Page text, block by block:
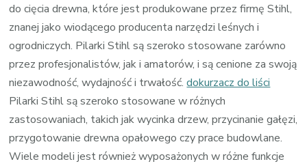
do cięcia drewna, które jest produkowane przez firmę Stihl,
znanej jako wiodącego producenta narzędzi leśnych i
ogrodniczych. Pilarki Stihl są szeroko stosowane zarówno
przez profesjonalistów, jak i amatorów, i są cenione za swoją
niezawodność, wydajność i trwałość.dokurzacz do liści
Pilarki Stihl są szeroko stosowane w różnych
zastosowaniach, takich jak wycinka drzew, przycinanie gałęzi,
przygotowanie drewna opałowego czy prace budowlane.
Wiele modeli jest również wyposażonych w różne funkcje